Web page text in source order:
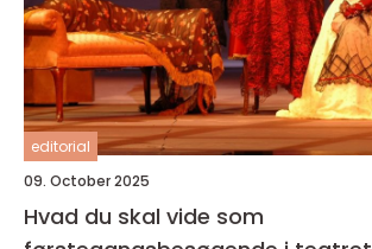
editorial
09. October 2025
Hvad du skal vide som